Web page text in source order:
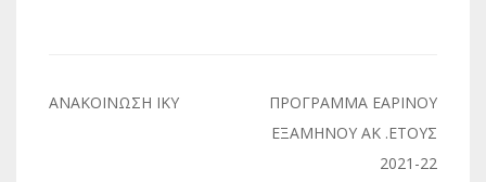
Πλοήγηση
ΑΝΑΚΟΙΝΩΣΗ ΙΚΥ
ΠΡΟΓΡΑΜΜΑ ΕΑΡΙΝΟΥ
ΕΞΑΜΗΝΟΥ ΑΚ .ΕΤΟΥΣ
2021-22